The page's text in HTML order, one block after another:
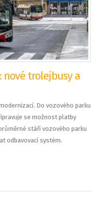
nové trolejbusy a
Do vozového parku
se možnost platby
stáří vozového parku
odbavovací systém.